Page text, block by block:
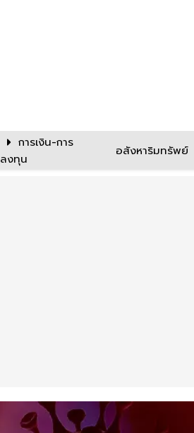
การเงิน-การ
ลงทุน
อสังหาริมทรัพย์